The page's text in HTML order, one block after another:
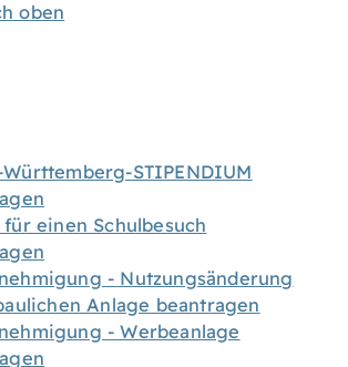
oben
Württemberg-STIPENDIUM
für einen Schulbesuch
- Nutzungsänderung
Anlage beantragen
- Werbeanlage